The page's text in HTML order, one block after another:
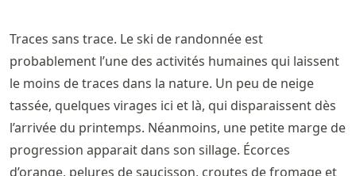
Traces sans trace. Le ski de randonnée est
probablement l’une des activités humaines qui laissent
le moins de traces dans la nature. Un peu de neige
tassée, quelques virages ici et là, qui disparaissent dès
l’arrivée du printemps. Néanmoins, une petite marge de
progression apparait dans son sillage. Écorces
d’orange, pelures de saucisson, croutes de fromage et